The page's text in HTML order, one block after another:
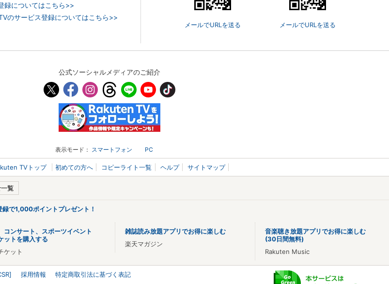
録についてはこちら>>
のサービス登録についてはこちら>>
メールでURLを送る
メールでURLを送る
公式ソーシャルメディアのご紹介
表示モード： スマートフォン PC
TVトップ 初めての方へ コピーライト一覧 ヘルプ サイトマップ
覧
で1,000ポイントプレゼント！
コンサート、スポーツイベント
ットを購入する
ケット
雑誌読み放題アプリでお得に楽しむ
楽天マガジン
音楽聴き放題アプリでお得に楽しむ
(30日間無料)
Rakuten Music
採用情報
特定商取引法に基づく表記